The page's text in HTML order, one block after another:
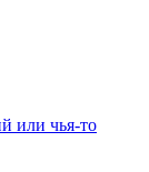
или чья-то